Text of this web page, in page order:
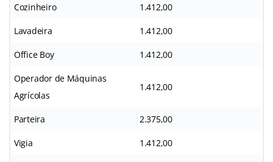
Cozinheiro 1.412,00
Lavadeira 1.412,00
Office Boy 1.412,00
Operador de Máquinas
Agrícolas
1.412,00
Parteira 2.375,00
Vigia 1.412,00